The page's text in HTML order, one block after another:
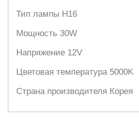
Тип лампы H16
Мощность 30W
Напряжение 12V
Цветовая температура 5000K
Страна производителя Корея